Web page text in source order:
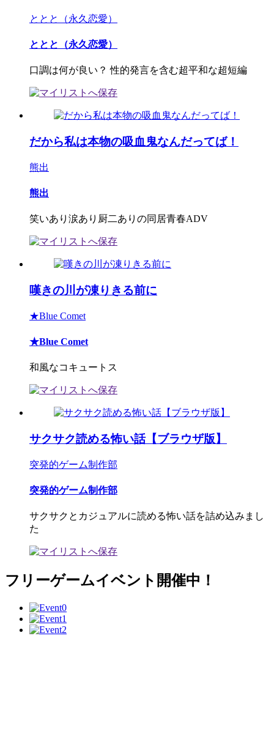
ととと（永久恋愛）
ととと（永久恋愛）
口調は何が良い？ 性的発言を含む超平和な超短編
だから私は本物の吸血鬼なんだってば！
熊出
熊出
笑いあり涙あり厨二ありの同居青春ADV
嘆きの川が凍りきる前に
★Blue Comet
★Blue Comet
和風なコキュートス
サクサク読める怖い話【ブラウザ版】
突発的ゲーム制作部
突発的ゲーム制作部
サクサクとカジュアルに読める怖い話を詰め込みまし
た
フリーゲームイベント開催中！